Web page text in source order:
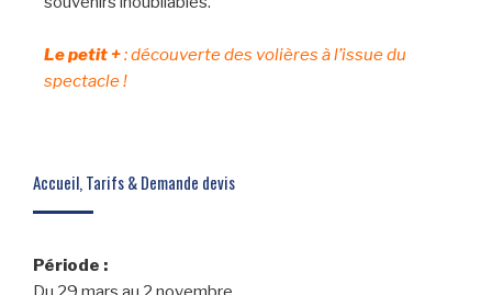
Le petit +: découverte des volières à l’issue du
spectacle !
Accueil, Tarifs & Demande devis
Période :